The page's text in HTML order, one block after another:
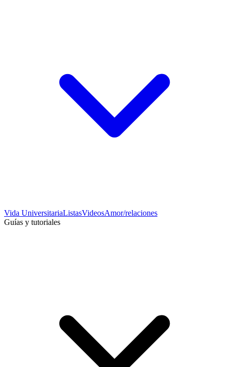
Vida UniversitariaListasVideosAmor/relaciones
Guías y tutoriales